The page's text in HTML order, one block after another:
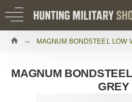
MAGNUM BONDSTEEL LOW
MAGNUM
GREY